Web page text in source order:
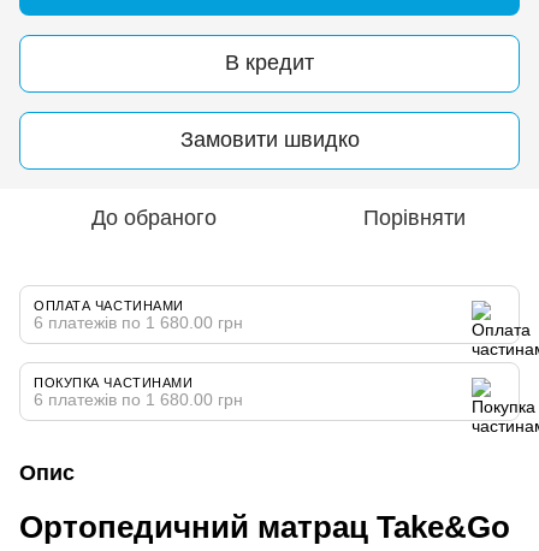
В кредит
Замовити швидко
До обраного Порівняти
ОПЛАТА ЧАСТИНАМИ
6 платежів по 1 680.00 грн
ПОКУПКА ЧАСТИНАМИ
6 платежів по 1 680.00 грн
Опис
Ортопедичний матрац Take&Go